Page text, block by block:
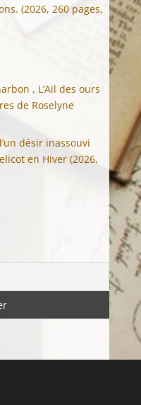
(2026, 260 pages,
, L’Ail des ours
de Roselyne
désir inassouvi
en Hiver (2026,